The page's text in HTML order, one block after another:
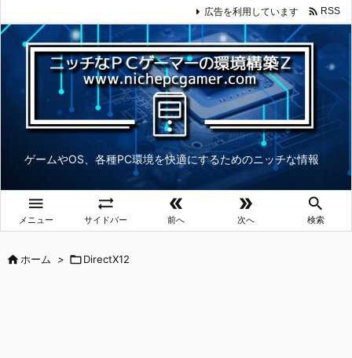
ゲームやOS、各種PC環境を快適にするためのニッチな情報

メニュー

サイドバー

前へ

次へ

検索
広告を利用しています  RSS
ホーム > DirectX12